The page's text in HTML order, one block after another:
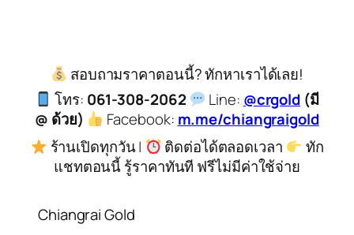
สอบถามราคาตอนนี้? ทักหาเราได้เลย!
โทร: 061-308-2062 Line: @crgold (มี
@ ด้วย)
Facebook: m.me/chiangraigold
ร้านเปิดทุกวัน |
ติดต่อได้ตลอดเวลา
ทัก
แชทตอนนี้ รู้ราคาทันที ฟรีไม่มีค่าใช้จ่าย
Chiangrai Gold